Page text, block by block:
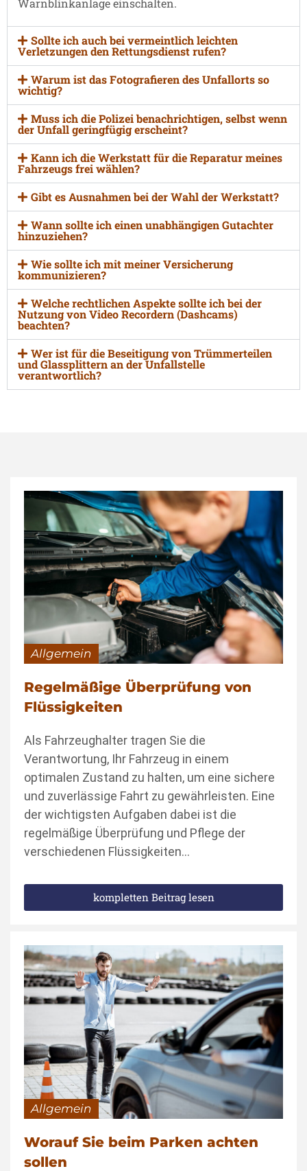
Sollte ich auch bei vermeintlich leichten
Verletzungen den Rettungsdienst rufen?
Warum ist das Fotografieren des Unfallorts so
wichtig?
Muss ich die Polizei benachrichtigen, selbst wenn
der Unfall geringfügig erscheint?
Kann ich die Werkstatt für die Reparatur meines
Fahrzeugs frei wählen?
Gibt es Ausnahmen bei der Wahl der Werkstatt?
Wann sollte ich einen unabhängigen Gutachter
hinzuziehen?
Wie sollte ich mit meiner Versicherung
kommunizieren?
Welche rechtlichen Aspekte sollte ich bei der
Nutzung von Video Recordern (Dashcams)
beachten?
Wer ist für die Beseitigung von Trümmerteilen
und Glassplittern an der Unfallstelle
verantwortlich?
Allgemein
Regelmäßige Überprüfung von
Flüssigkeiten
Als Fahrzeughalter tragen Sie die
Verantwortung, Ihr Fahrzeug in einem
optimalen Zustand zu halten, um eine sichere
und zuverlässige Fahrt zu gewährleisten. Eine
der wichtigsten Aufgaben dabei ist die
regelmäßige Überprüfung und Pflege der
verschiedenen Flüssigkeiten…
kompletten Beitrag lesen
Allgemein
Worauf Sie beim Parken achten
sollen